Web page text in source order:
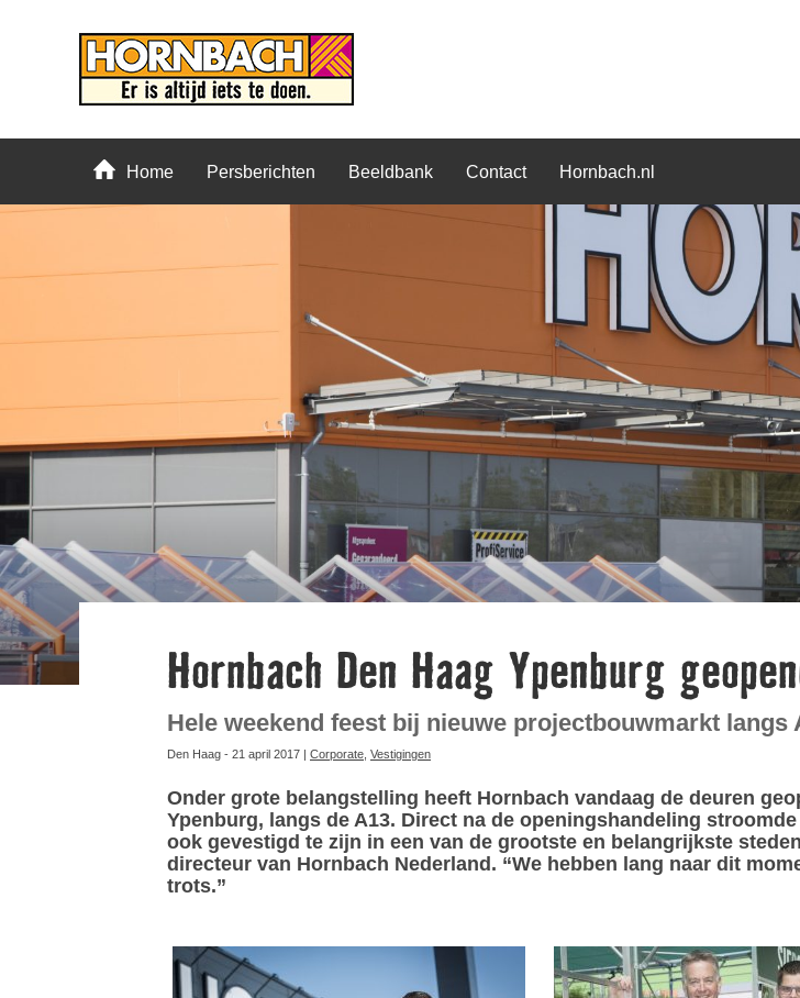
Home Persberichten Beeldbank Contact Hornbach.nl
Hornbach Den Haag Ypenburg
Hele weekend feest bij nieuwe projectbouwmarkt langs
Den Haag - 21 april 2017 | Corporate Vestigingen
Onder grote belangstelling heeft Hornbach vandaag de deuren
Ypenburg, langs de A13. Direct na de openingshandeling
ook gevestigd te zijn in een van de grootste en belangrijkste
directeur van Hornbach Nederland. “We hebben lang naar dit
trots.”